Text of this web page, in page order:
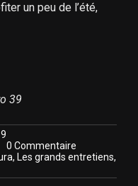
un peu de l’été,
39
0 Commentaireon
Françoise
la
, Les grands entretiens,